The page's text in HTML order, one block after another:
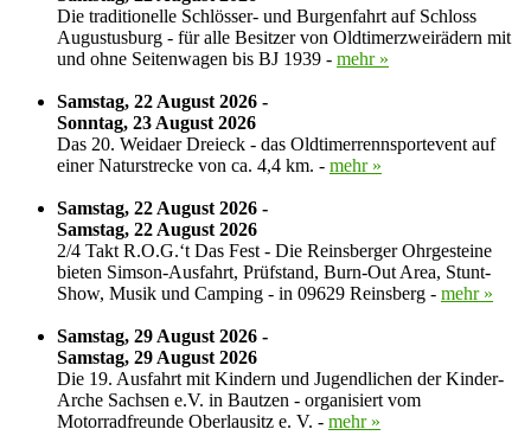
Die traditionelle Schlösser- und Burgenfahrt auf Schloss
Augustusburg - für alle Besitzer von Oldtimerzweirädern mit
und ohne Seitenwagen bis BJ 1939 - mehr »
Samstag, 22 August 2026 -
Sonntag, 23 August 2026
Das 20. Weidaer Dreieck - das Oldtimerrennsportevent auf
einer Naturstrecke von ca. 4,4 km. - mehr »
Samstag, 22 August 2026 -
Samstag, 22 August 2026
2/4 Takt R.O.G.‘t Das Fest - Die Reinsberger Ohrgesteine
bieten Simson-Ausfahrt, Prüfstand, Burn-Out Area, Stunt-
Show, Musik und Camping - in 09629 Reinsberg - mehr »
Samstag, 29 August 2026 -
Samstag, 29 August 2026
Die 19. Ausfahrt mit Kindern und Jugendlichen der Kinder-
Arche Sachsen e.V. in Bautzen - organisiert vom
Motorradfreunde Oberlausitz e. V. - mehr »